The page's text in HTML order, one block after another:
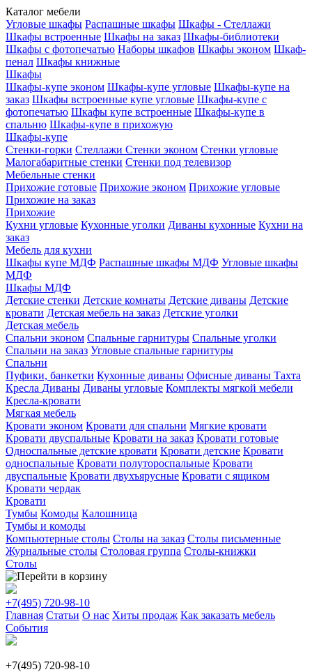
Каталог мебели
Угловые шкафы Распашные шкафы Шкафы - Стеллажи
Шкафы встроенные Шкафы на заказ Шкафы-библиотеки
Шкафы с фотопечатью Наборы шкафов Шкафы эконом Шкаф-
пенал Шкафы книжные
Шкафы
Шкафы-купе эконом Шкафы-купе угловые Шкафы-купе на
заказ Шкафы встроенные купе угловые Шкафы-купе с
фотопечатью Шкафы купе встроенные Шкафы-купе в
спальню Шкафы-купе в прихожую
Шкафы-купе
Стенки-горки Стеллажи Стенки эконом Стенки угловые
Малогабаритные стенки Стенки под телевизор
Мебельные стенки
Прихожие готовые Прихожие эконом Прихожие угловые
Прихожие на заказ
Прихожие
Кухни угловые Кухонные уголки Диваны кухонные Кухни на
заказ
Мебель для кухни
Шкафы купе МДФ Распашные шкафы МДФ Угловые шкафы
МДФ
Шкафы МДФ
Детские стенки Детские комнаты Детские диваны Детские
кровати Детская мебель на заказ Детские уголки
Детская мебель
Спальни эконом Спальные гарнитуры Спальные уголки
Спальни на заказ Угловые спальные гарнитуры
Спальни
Пуфики, банкетки Кухонные диваны Офисные диваны Тахта
Кресла Диваны Диваны угловые Комплекты мягкой мебели
Кресла-кровати
Мягкая мебель
Кровати эконом Кровати для спальни Мягкие кровати
Кровати двуспальные Кровати на заказ Кровати готовые
Односпальные детские кровати Кровати детские Кровати
односпальные Кровати полутороспальные Кровати
двуспальные Кровати двухъярусные Кровати с ящиком
Кровати чердак
Кровати
Тумбы Комоды Калошница
Тумбы и комоды
Компьютерные столы Столы на заказ Столы письменные
Журнальные столы Столовая группа Столы-книжки
Столы
+7(495) 720-98-10
Главная Статьи О нас Хиты продаж Как заказать мебель
События
+7(495) 720-98-10